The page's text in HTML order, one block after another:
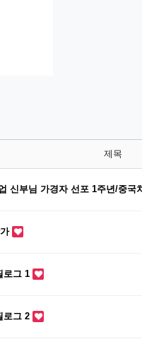
제목
신부님 가경자 선포 1주년/중국
로그 1
로그 2